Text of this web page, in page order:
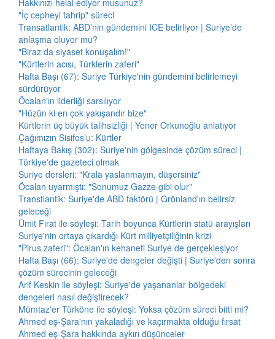
Hakkınızı helal ediyor musunuz?
"İç cepheyi tahrip" süreci
Transatlantik: ABD’nin gündemini ICE belirliyor | Suriye’de
anlaşma oluyor mu?
"Biraz da siyaset konuşalım!"
"Kürtlerin acısı, Türklerin zaferi"
Hafta Başı (67): Suriye Türkiye'nin gündemini belirlemeyi
sürdürüyor
Öcalan'ın liderliği sarsılıyor
"Hüzün ki en çok yakışandır bize"
Kürtlerin üç büyük talihsizliği | Yener Orkunoğlu anlatıyor
Çağımızın Sisifos’u: Kürtler
Haftaya Bakış (302): Suriye'nin gölgesinde çözüm süreci |
Türkiye'de gazeteci olmak
Suriye dersleri: "Krala yaslanmayın, düşersiniz"
Öcalan uyarmıştı: "Sonumuz Gazze gibi olur"
Transtlantik: Suriye'de ABD faktörü | Grönland'ın belirsiz
geleceği
Ümit Fırat ile söyleşi: Tarih boyunca Kürtlerin statü arayışları
Suriye'nin ortaya çıkardığı Kürt milliyetçiliğinin krizi
"Pirus zaferi": Öcalan'ın kehaneti Suriye de gerçekleşiyor
Hafta Başı (66): Suriye'de dengeler değişti | Suriye'den sonra
çözüm sürecinin geleceği
Arif Keskin ile söyleşi: Suriye'de yaşananlar bölgedeki
dengeleri nasıl değiştirecek?
Mümtaz'er Türköne ile söyleşi: Yoksa çözüm süreci bitti mi?
Ahmed eş-Şara'nın yakaladığı ve kaçırmakta olduğu fırsat
Ahmed eş-Şara hakkında aykırı düşünceler